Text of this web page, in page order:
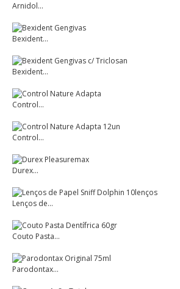
Arnidol...
Bexident...
Bexident...
Control...
Control...
Durex...
Lenços de...
Couto Pasta...
Parodontax...